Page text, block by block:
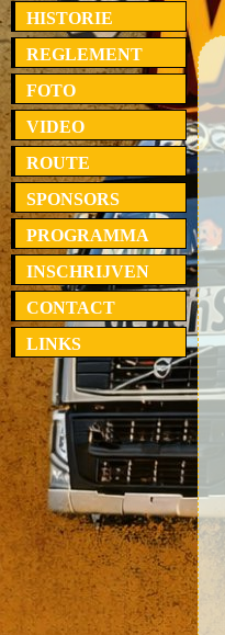
HISTORIE
REGLEMENT
FOTO
VIDEO
ROUTE
SPONSORS
PROGRAMMA
INSCHRIJVEN
CONTACT
LINKS